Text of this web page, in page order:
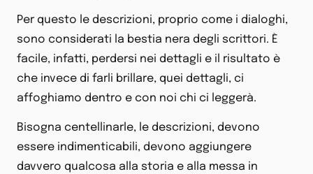
Per questo le descrizioni, proprio come i dialoghi,
sono considerati la bestia nera degli scrittori. È
facile, infatti, perdersi nei dettagli e il risultato è
che invece di farli brillare, quei dettagli, ci
affoghiamo dentro e con noi chi ci leggerà.
Bisogna centellinarle, le descrizioni, devono
essere indimenticabili, devono aggiungere
davvero qualcosa alla storia e alla messa in